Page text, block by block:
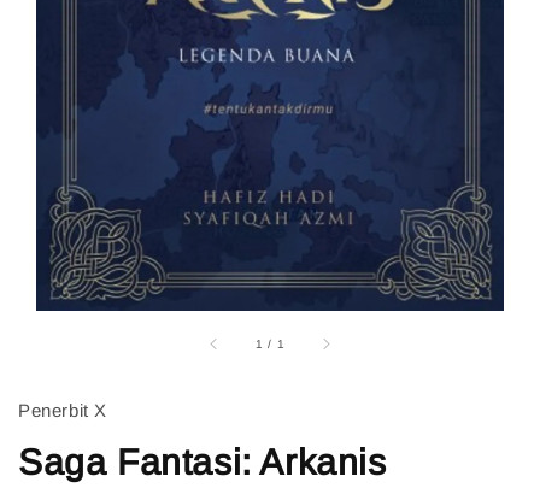
1 / 1
Penerbit X
Saga Fantasi: Arkanis